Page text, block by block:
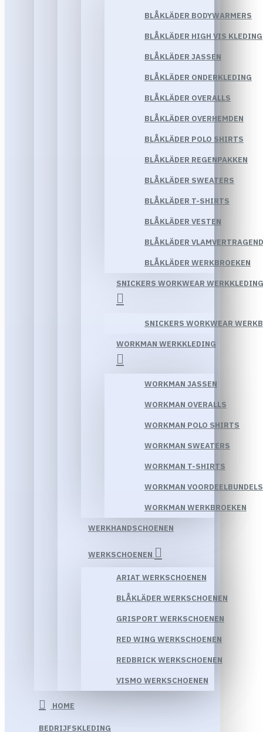
BLÅKLÄDER BODYWARMERS
BLÅKLÄDER HIGH VIS KLEDING
BLÅKLÄDER JASSEN
BLÅKLÄDER ONDERKLEDING
BLÅKLÄDER OVERALLS
BLÅKLÄDER OVERHEMDEN
BLÅKLÄDER POLO SHIRTS
BLÅKLÄDER REGENPAKKEN
BLÅKLÄDER SWEATERS
BLÅKLÄDER T-SHIRTS
BLÅKLÄDER VESTEN
BLÅKLÄDER
BLÅKLÄDER WERKBROEKEN
SNICKERS WORKWEAR WERKKLEDING
SNICKERS WORKWEAR
WORKMAN WERKKLEDING
WORKMAN JASSEN
WORKMAN OVERALLS
WORKMAN POLO SHIRTS
WORKMAN SWEATERS
WORKMAN T-SHIRTS
WORKMAN VOORDEELBUNDELS
WORKMAN WERKBROEKEN
WERKHANDSCHOENEN
WERKSCHOENEN
ARIAT WERKSCHOENEN
BLÅKLÄDER WERKSCHOENEN
GRISPORT WERKSCHOENEN
RED WING WERKSCHOENEN
REDBRICK WERKSCHOENEN
VISMO WERKSCHOENEN
HOME
BEDRIJFSKLEDING